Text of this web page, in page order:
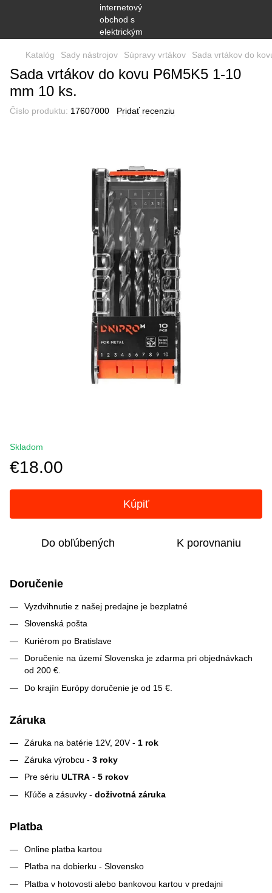
Katalóg Sady nástrojov Súpravy vrtákov Sada vrtákov do
Sada vrtákov do kovu P6M5K5 1-10
mm 10 ks.
Číslo produktu: 17607000 Pridať recenziu
Skladom
€18.00
Kúpiť
Do obľúbených K porovnaniu
Doručenie
Vyzdvihnutie z našej predajne je bezplatné
Slovenská pošta
Kuriérom po Bratislave
Doručenie na území Slovenska je zdarma pri objednávkach
od 200 €.
Do krajín Európy doručenie je od 15 €.
Záruka
Záruka na batérie 12V, 20V - 1 rok
Záruka výrobcu - 3 roky
Pre sériu ULTRA - 5 rokov
Kľúče a zásuvky - doživotná záruka
Platba
Online platba kartou
Platba na dobierku - Slovensko
Platba v hotovosti alebo bankovou kartou v predajni